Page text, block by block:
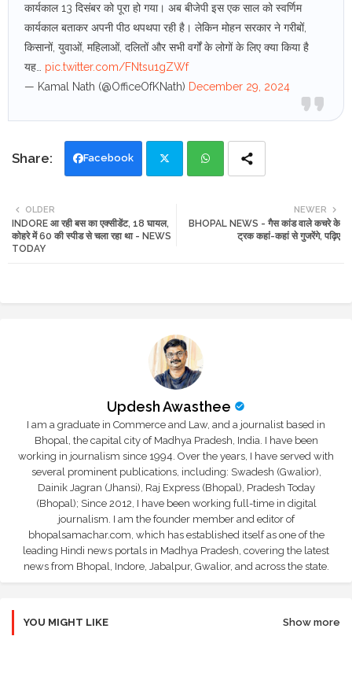
कार्यकाल 13 दिसंबर को पूरा हो गया। अब बीजेपी इस एक साल को स्वर्णिम
कार्यकाल बताकर अपनी पीठ थपथपा रही है। लेकिन मोहन सरकार ने गरीबों,
किसानों, युवाओं, महिलाओं, दलितों और सभी वर्गों के लोगों के लिए क्‍या किया है
यह… pic.twitter.com/FNtsu1gZWf
— Kamal Nath (@OfficeOfKNath) December 29, 2024
Facebook
tte ats
NEWER
BHOPAL NEWS - गैस कांड वाले कचरे के
ट्रक कहां-कहां से गुजरेंगे, पढ़िए
OLDER
INDORE आ रही बस का एक्सीडेंट, 18 घायल,
कोहरे में 60 की स्पीड से चला रहा था - NEWS
TODAY
Updesh Awasthee
I am a graduate in Commerce and Law, and a journalist based in
Bhopal, the capital city of Madhya Pradesh, India. I have been
working in journalism since 1994. Over the years, I have served with
several prominent publications, including: Swadesh (Gwalior),
Dainik Jagran (Jhansi), Raj Express (Bhopal), Pradesh Today
(Bhopal); Since 2012, I have been working full-time in digital
journalism. I am the founder member and editor of
bhopalsamachar.com, which has established itself as one of the
leading Hindi news portals in Madhya Pradesh, covering the latest
news from Bhopal, Indore, Jabalpur, Gwalior, and across the state.
YOU MIGHT LIKE Show more